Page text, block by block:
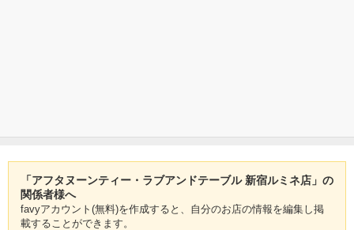
「アフタヌーンティー・ラブアンドテーブル 新宿ルミネ店」の
関係者様へ
favyアカウント(無料)を作成すると、自分のお店の情報を編集し掲
載することができます。